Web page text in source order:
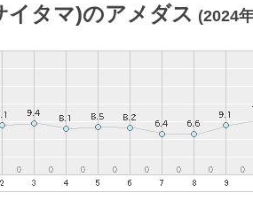
イタマ)のアメダス (2024